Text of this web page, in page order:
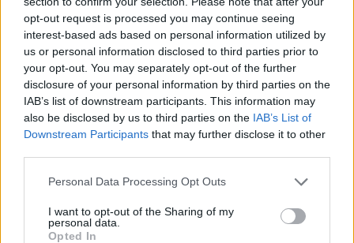
opt-out request is processed you may continue seeing
interest-based ads based on personal information utilized by
us or personal information disclosed to third parties prior to
your opt-out. You may separately opt-out of the further
disclosure of your personal information by third parties on the
IAB’s list of downstream participants. This information may
also be disclosed by us to third parties on the IAB’s List of
Downstream Participants that may further disclose it to other
Personal Data Processing Opt Outs
I want to opt-out of the Sharing of my
personal data.
Opted In